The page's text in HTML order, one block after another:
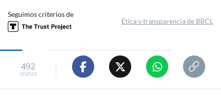
Seguimos criterios de
Ética y transparencia de BBCL
492
visitas